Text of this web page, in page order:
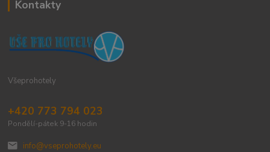
Kontakty
Všeprohotely
+420 773 794 023
Pondělí-pátek 9-16 hodin
info@vseprohotely.eu